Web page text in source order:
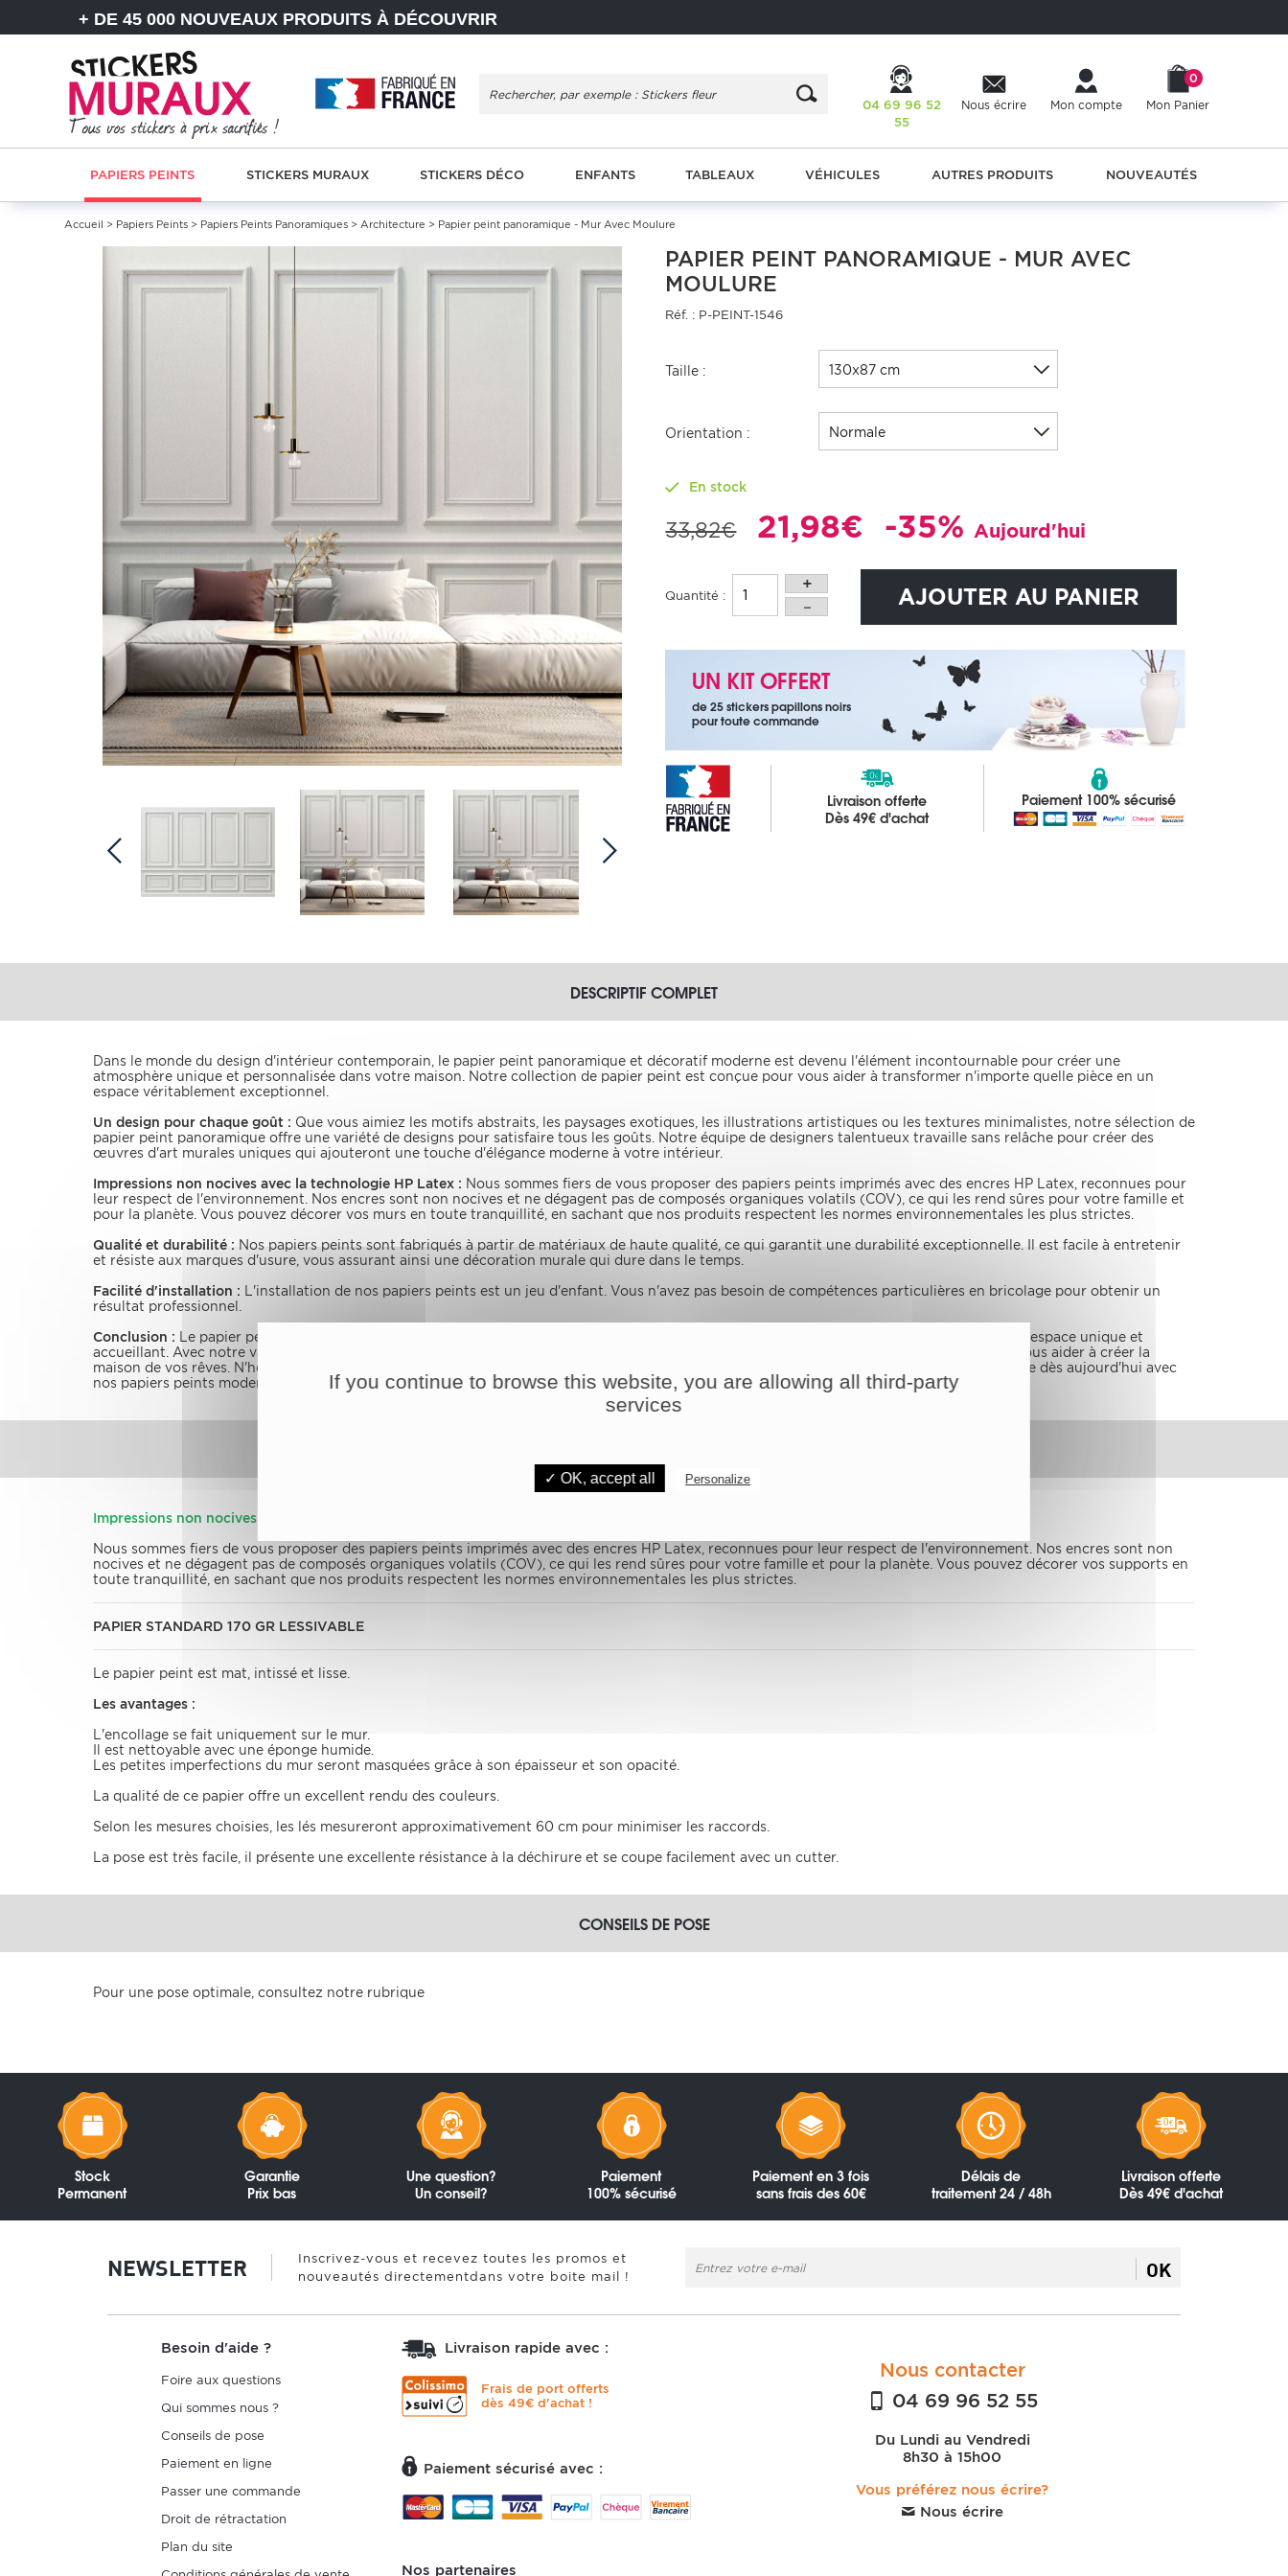
+ DE 45 000 NOUVEAUX PRODUITS À DÉCOUVRIR
04 69 96 52
55
Nous écrire Mon compte Mon Panier
0
PAPIERS PEINTS STICKERS MURAUX STICKERS DÉCO ENFANTS TABLEAUX VÉHICULES AUTRES PRODUITS NOUVEAUTÉS
Accueil > Papiers Peints > Papiers Peints Panoramiques >Architecture > Papier peint panoramique - Mur Avec Moulure
PAPIER PEINT PANORAMIQUE - MUR AVEC
MOULURE
Réf. : P-PEINT-1546
Taille : 130x87 cm
Orientation : Normale
En stock
33,82€ 21,98€ -35%Aujourd'hui
Quantité : AJOUTER AU PANIER
UN KIT OFFERT
de 25 stickers papillons noirs
pour toute commande
Livraison offerte
Dès 49€ d'achat
Paiement 100% sécurisé
DESCRIPTIF COMPLET
Dans le monde du design d'intérieur contemporain, le papier peint panoramique et décoratif moderne est devenu l'élément incontournable pour créer une
atmosphère unique et personnalisée dans votre maison. Notre collection de papier peint est conçue pour vous aider à transformer n'importe quelle pièce en un
espace véritablement exceptionnel.
Un design pour chaque goût : Que vous aimiez les motifs abstraits, les paysages exotiques, les illustrations artistiques ou les textures minimalistes, notre sélection de
papier peint panoramique offre une variété de designs pour satisfaire tous les goûts. Notre équipe de designers talentueux travaille sans relâche pour créer des
œuvres d'art murales uniques qui ajouteront une touche d'élégance moderne à votre intérieur.
Impressions non nocives avec la technologie HP Latex : Nous sommes fiers de vous proposer des papiers peints imprimés avec des encres HP Latex, reconnues pour
leur respect de l'environnement. Nos encres sont non nocives et ne dégagent pas de composés organiques volatils (COV), ce qui les rend sûres pour votre famille et
pour la planète. Vous pouvez décorer vos murs en toute tranquillité, en sachant que nos produits respectent les normes environnementales les plus strictes.
Qualité et durabilité : Nos papiers peints sont fabriqués à partir de matériaux de haute qualité, ce qui garantit une durabilité exceptionnelle. Il est facile à entretenir
et résiste aux marques d'usure, vous assurant ainsi une décoration murale qui dure dans le temps.
Facilité d'installation : L'installation de nos papiers peints est un jeu d'enfant. Vous n'avez pas besoin de compétences particulières en bricolage pour obtenir un
résultat professionnel.
Conclusion : Le papier peint panoramique et décoratif moderne est un moyen simple et efficace de transformer n'importe quelle pièce en un espace unique et
accueillant. Avec notre vaste sélection de designs, notre engagement envers la qualité et notre service personnalisé, nous sommes là pour vous aider à créer la
maison de vos rêves. N'hésitez pas à parcourir notre collection et à nous contacter pour toute demande spécifique. Transformez votre espace dès aujourd'hui avec
nos papiers peints modernes et élégants.
Impressions non nocives avec la technologie HP Latex :
Nous sommes fiers de vous proposer des papiers peints imprimés avec des encres HP Latex, reconnues pour leur respect de l'environnement. Nos encres sont non
nocives et ne dégagent pas de composés organiques volatils (COV), ce qui les rend sûres pour votre famille et pour la planète. Vous pouvez décorer vos supports en
toute tranquillité, en sachant que nos produits respectent les normes environnementales les plus strictes.
PAPIER STANDARD 170 GR LESSIVABLE
Le papier peint est mat, intissé et lisse.
Les avantages :
L'encollage se fait uniquement sur le mur.
Il est nettoyable avec une éponge humide.
Les petites imperfections du mur seront masquées grâce à son épaisseur et son opacité.
La qualité de ce papier offre un excellent rendu des couleurs.
Selon les mesures choisies, les lés mesureront approximativement 60 cm pour minimiser les raccords.
La pose est très facile, il présente une excellente résistance à la déchirure et se coupe facilement avec un cutter.
CONSEILS DE POSE
Pour une pose optimale, consultez notre rubrique
Stock
Permanent
Garantie
Prix bas
Une question?
Un conseil?
Paiement
100% sécurisé
Paiement en 3 fois
sans frais des 60€
Délais de
traitement 24 / 48h
Livraison offerte
Dès 49€ d'achat
NEWSLETTER
Inscrivez-vous et recevez toutes les promos et
nouveautés directementdans votre boite mail !
OK
Besoin d'aide ?
Foire aux questions
Qui sommes nous ?
Conseils de pose
Paiement en ligne
Passer une commande
Droit de rétractation
Plan du site
Livraison rapide avec :
Frais de port offerts
dès 49€ d'achat !
Paiement sécurisé avec :
Nos partenaires
Nous contacter
04 69 96 52 55
Du Lundi au Vendredi
8h30 à 15h00
Vous préférez nous écrire?
Nous écrire
If you continue to browse this website, you are allowing all third-party
services
✓ OK, accept all Personalize